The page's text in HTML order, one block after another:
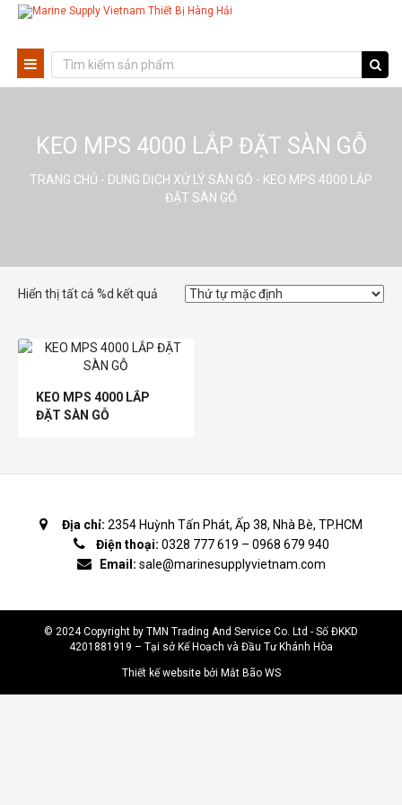
KEO MPS 4000 LẮP ĐẶT SÀN GỖ
TRANG CHỦ - DUNG DỊCH XỬ LÝ SÀN GỖ - KEO MPS 4000 LẮP
ĐẶT SÀN GỖ
Hiển thị tất cả %d kết quả
KEO MPS 4000 LẮP
ĐẶT SÀN GỖ
Địa chỉ: 2354 Huỳnh Tấn Phát, Ấp 38, Nhà Bè, TP.HCM
Điện thoại: 0328 777 619 – 0968 679 940
Email: sale@marinesupplyvietnam.com
© 2024 Copyright by TMN Trading And Service Co. Ltd - Số ĐKKD
4201881919 – Tại sở Kế Hoạch và Đầu Tư Khánh Hòa
Thiết kế website bởi Mắt Bão WS